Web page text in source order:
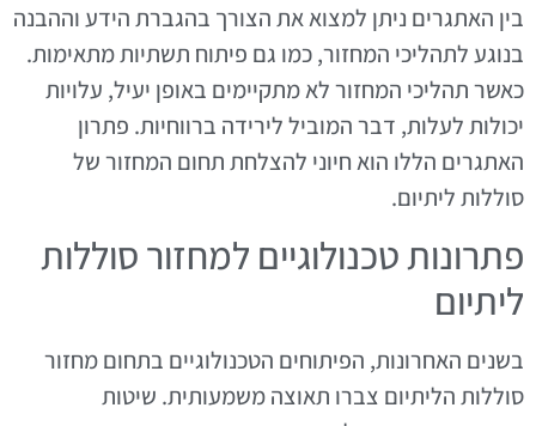
בין האתגרים ניתן למצוא את הצורך בהגברת הידע וההבנה
בנוגע לתהליכי המחזור, כמו גם פיתוח תשתיות מתאימות.
כאשר תהליכי המחזור לא מתקיימים באופן יעיל, עלויות
יכולות לעלות, דבר המוביל לירידה ברווחיות. פתרון
האתגרים הללו הוא חיוני להצלחת תחום המחזור של
סוללות ליתיום.
פתרונות טכנולוגיים למחזור סוללות
ליתיום
בשנים האחרונות, הפיתוחים הטכנולוגיים בתחום מחזור
סוללות הליתיום צברו תאוצה משמעותית. שיטות